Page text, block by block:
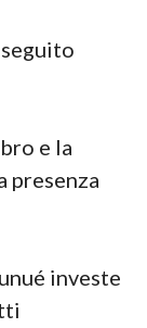
e la
presenza
investe